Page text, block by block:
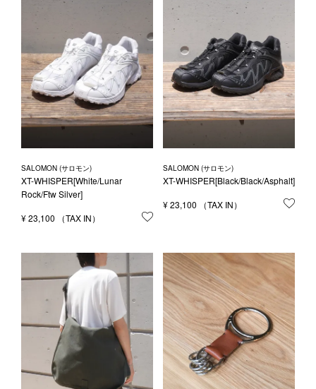
SALOMON (サロモン)
XT-WHISPER[White/Lunar
Rock/Ftw Silver]
¥23,100
SALOMON (サロモン)
XT-WHISPER[Black/Black/Asphalt]
¥23,100